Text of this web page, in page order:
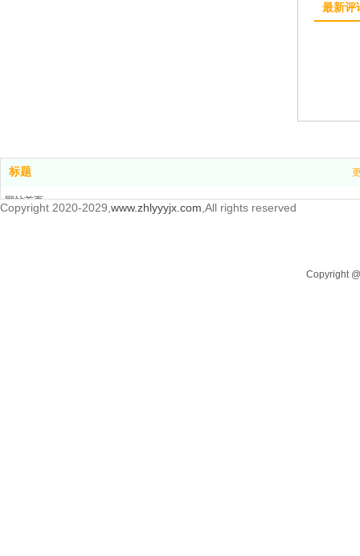
最新评
标题
网站首页
Copyright 2020-2029, www.zhlyyyjx.com ,All rights reserved
Copyright